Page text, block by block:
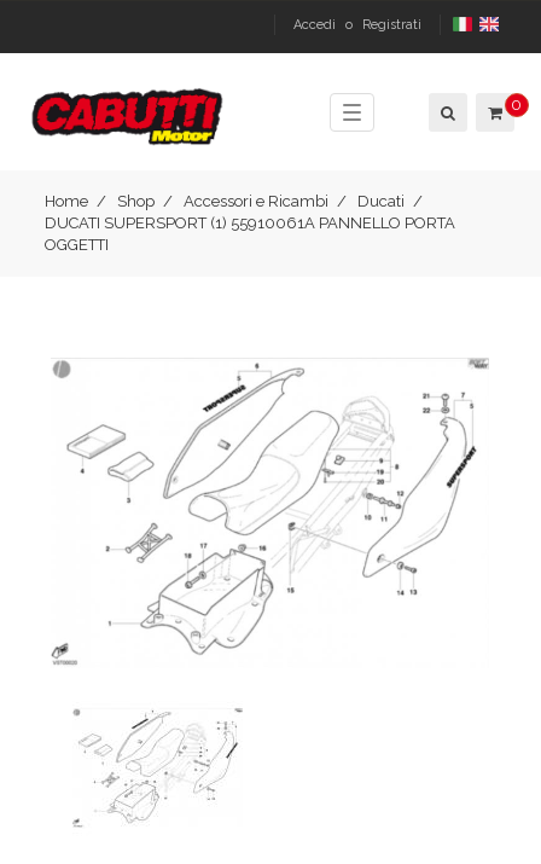
Accedi o Registrati
Toggle
navigation
0
Home Shop Accessori e Ricambi
Ducati
DUCATI SUPERSPORT (1) 55910061A PANNELLO PORTA
OGGETTI